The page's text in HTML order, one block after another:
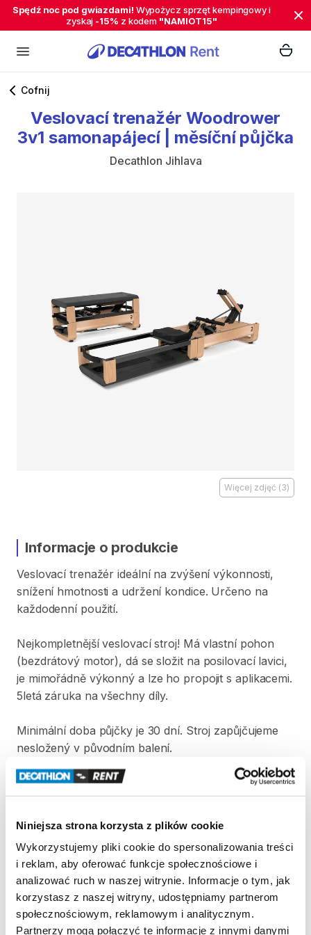
Niniejsza strona korzysta z plików cookie
Wykorzystujemy pliki cookie do spersonalizowania treści
i reklam, aby oferować funkcje społecznościowe i
analizować ruch w naszej witrynie. Informacje o tym, jak
korzystasz z naszej witryny, udostępniamy partnerom
społecznościowym, reklamowym i analitycznym.
Partnerzy mogą połączyć te informacje z innymi danymi
Spędź noc pod gwiazdami! Wypożycz sprzęt kempingowy i
zyskaj -15% z kodem "NAMIOT15"
Cofnij
Veslovací trenažér Woodrower
3v1 samonapájecí měsíční půjčka
Decathlon Jihlava
Więcej zdjęć (3)
Informacje o produkcie
Veslovací trenažér ideální na zvýšení výkonnosti​​​​,​
snížení hmotnosti a udržení kondice. Určeno na
každodenní použití.
Nejkompletnější veslovací stroj! Má vlastní pohon
(bezdrátový motor)​​​​,​ dá se složit na posilovací lavici​​​​,​
je mimořádně výkonný a lze ho propojit s aplikacemi.
5letá záruka na všechny díly.
Minimální doba půjčky je 30 dní. Stroj zapůjčujeme
nesložený v původním balení.
Strona produktu w sklepie
Zasady wypożyczenia
REGULAMIN
Regulamin wypożyczalni